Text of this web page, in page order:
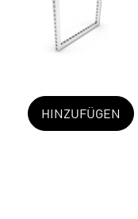
HINZUFÜGEN